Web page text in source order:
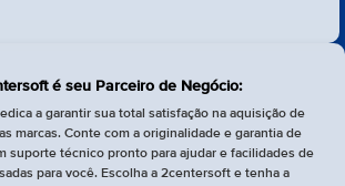
é seu Parceiro de Negócio:
a garantir sua total satisfação na aquisição de
marcas. Conte com a originalidade e garantia de
suporte técnico pronto para ajudar e facilidades de
para você. Escolha a 2centersoft e tenha a